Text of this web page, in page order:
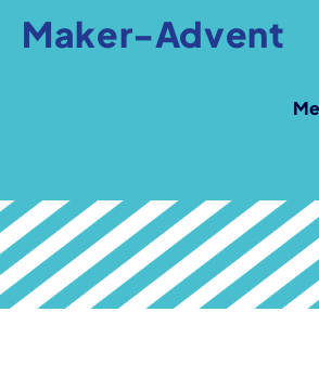
Maker-Advent